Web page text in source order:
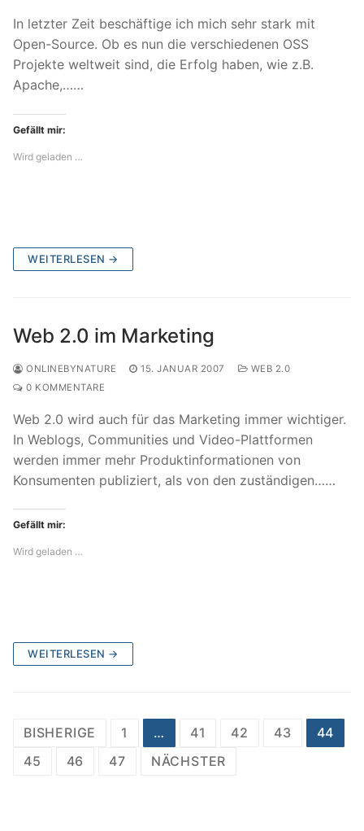
In letzter Zeit beschäftige ich mich sehr stark mit
Open-Source. Ob es nun die verschiedenen OSS
Projekte weltweit sind, die Erfolg haben, wie z.B.
Apache,……
Gefällt mir:
Wird geladen …
WEITERLESEN →
Web 2.0 im Marketing
ONLINEBYNATURE 15. JANUAR 2007
WEB 2.0
0 KOMMENTARE
Web 2.0 wird auch für das Marketing immer wichtiger.
In Weblogs, Communities und Video-Plattformen
werden immer mehr Produktinformationen von
Konsumenten publiziert, als von den zuständigen……
Gefällt mir:
Wird geladen …
WEITERLESEN →
Beitragsnavigation
BISHERIGE 1 … 41 42 43
44
45
46 47 NÄCHSTER